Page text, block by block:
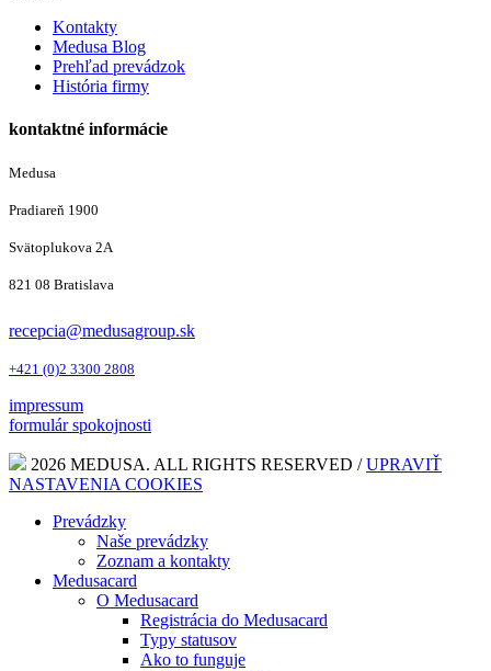
Kontakty
Medusa Blog
Prehľad prevádzok
História firmy
kontaktné informácie
Medusa
Pradiareň 1900
Svätoplukova 2A
821 08 Bratislava
recepcia@medusagroup.sk
+421 (0)2 3300 2808
impressum
formulár spokojnosti
2026 MEDUSA. ALL RIGHTS RESERVED /UPRAVIŤ
NASTAVENIA COOKIES
Prevádzky
Naše prevádzky
Zoznam a kontakty
Medusacard
O Medusacard
Registrácia do Medusacard
Typy statusov
Ako to funguje